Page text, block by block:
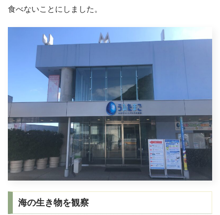
食べないことにしました。
海の生き物を観察